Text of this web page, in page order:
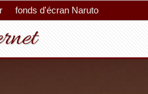
fonds d'écran Naruto